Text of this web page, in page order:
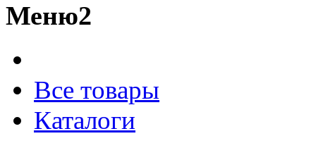
Меню2
Все товары
Каталоги